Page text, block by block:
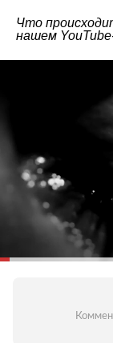
Что
нашем